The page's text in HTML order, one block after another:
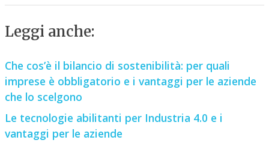
Leggi anche:
Che cos’è il bilancio di sostenibilità: per quali
imprese è obbligatorio e i vantaggi per le aziende
che lo scelgono
Le tecnologie abilitanti per Industria 4.0 e i
vantaggi per le aziende